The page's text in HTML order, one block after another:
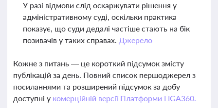
У разі відмови слід оскаржувати рішення у
адміністративному суді, оскільки практика
показує, що суди дедалі частіше стають на бік
позивачів у таких справах. Джерело
Кожне з питань — це короткий підсумок змісту
публікацій за день. Повний список першоджерел з
посиланнями та розширений підсумок за добу
доступні у комерційній версії Платформи LIGA360.